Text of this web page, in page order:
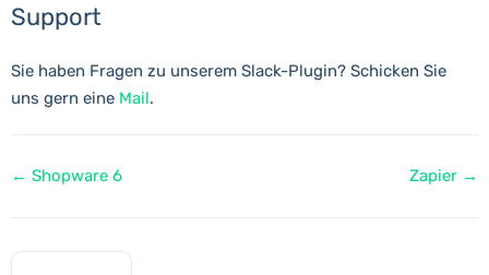
Support
Sie haben Fragen zu unserem Slack-Plugin? Schicken Sie
uns gern eine Mail.
Navigation
← Shopware 6 Zapier →